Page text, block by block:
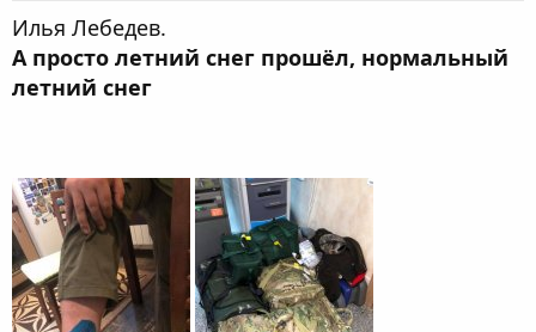
Илья Лебедев.
А просто летний снег прошёл, нормальный
летний снег